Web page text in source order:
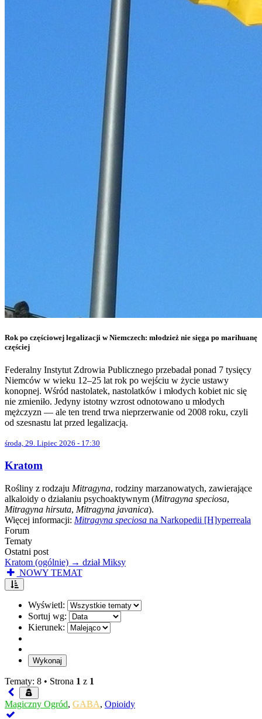
Rok po częściowej legalizacji w Niemczech: młodzież nie sięga po marihuanę
częściej
Federalny Instytut Zdrowia Publicznego przebadał ponad 7 tysięcy
Niemców w wieku 12–25 lat rok po wejściu w życie ustawy
konopnej. Wśród nastolatek, nastolatków i młodych kobiet nic się
nie zmieniło. Jedyny istotny wzrost odnotowano u młodych
mężczyzn — ale ten trend trwa nieprzerwanie od 2008 roku, czyli
od szesnastu lat przed legalizacją.
środa, 29. Lipiec 2026 - 17:30
Kratom
Rośliny z rodzaju Mitragyna, rodziny marzanowatych, zawierające
alkaloidy o działaniu psychoaktywnym (Mitragyna speciosa,
Mitragyna hirsuta, Mitragyna javanica).
Więcej informacji: Mitragyna speciosa na Narkopedii [H]yperreala
Forum
Tematy
Ostatni post
Kratom (ogólnie) → dział Miksy
NOWY TEMAT
Wyświetl:
Sortuj wg:
Kierunek:
Tematy: 8 • Strona 1 z 1
Magiczny Ogród, GABA, Opioidy